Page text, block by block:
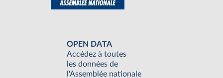
OPEN DATA
Accédez à toutes
les données de
l'Assemblée nationale